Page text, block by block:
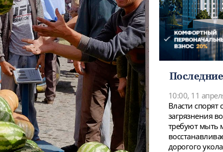
10:00, 11
Власти спорят
загрязнения
требуют мыть
дорогого укола